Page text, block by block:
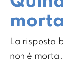
La risposta
non è